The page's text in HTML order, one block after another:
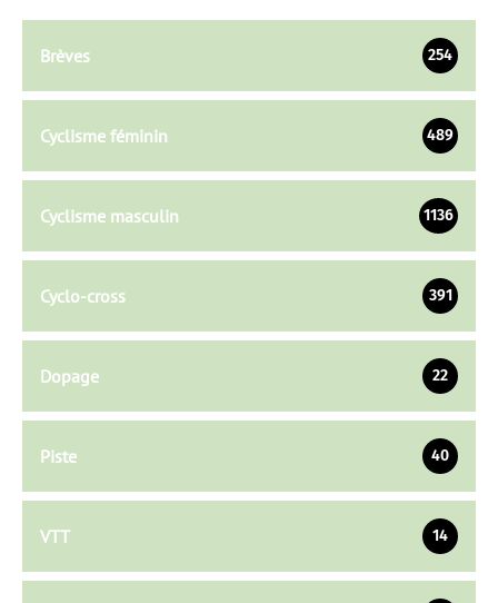
Brèves 254
Cyclisme féminin 489
Cyclisme masculin 1136
Cyclo-cross 391
Dopage 22
Piste 40
VTT 14